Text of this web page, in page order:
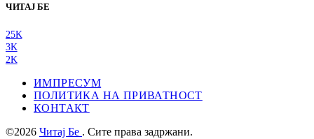
ЧИТАЈ БЕ
25K
3K
2K
ИМПРЕСУМ
ПОЛИТИКА НА ПРИВАТНОСТ
КОНТАКТ
©2026 Читај Бе . Сите права задржани.